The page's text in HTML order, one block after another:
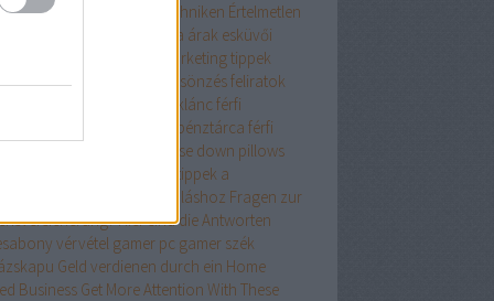
diesen Artikel-Marketing-Techniken Értelmetlen
esküvői ruha árak esküvői
Facebook marketing tippek
menyasszonyi ruha kölcsönzésfeliratok
férfi nyaklánc férfi
ferfi pénztárca férfi
firm goose down pillows
Főbb tippek a
való profitáláshoz Fragen zur
Hier sind die Antworten
vérvétel gamer pc gamer szék
Geld verdienen durch ein Home
Business Get More Attention With These